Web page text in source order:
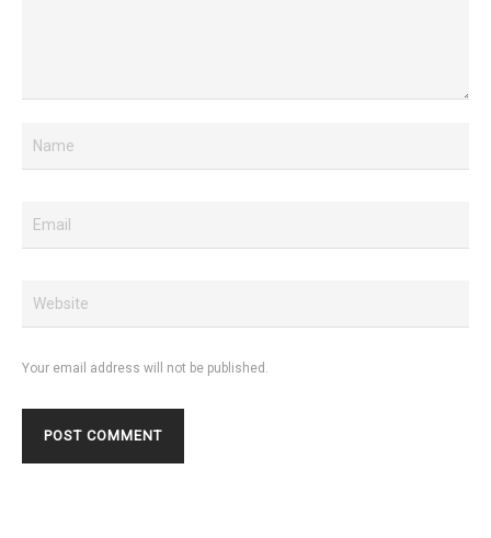
Your email address will not be published.